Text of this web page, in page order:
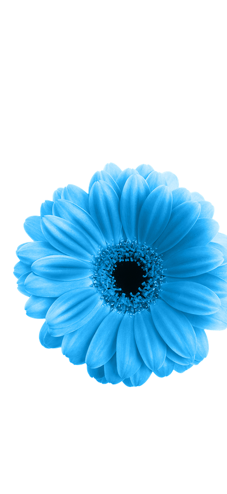
nicht zu unterscheiden.
– Arthur C. Clarke –
Unser Geruchssinn ist mächtig.
AIRTUNE ROOMist ein hochwirksames System mit
den
drei Grundpfeilern:
Vernebelungfür optimale Wirksamkeit an jeder
Stelle.
Verdunstungfür ein konstant hohes
Wirkungsniveau.
Sprühanwendungfür den gezielten, punktgenauen